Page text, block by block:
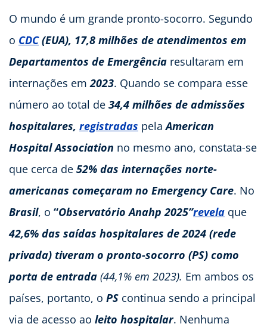
O mundo é um grande pronto-socorro. Segundo
o CDC(EUA), 17,8 milhões de atendimentos em
Departamentos de Emergência resultaram em
internações em2023. Quando se compara esse
número ao total de 34,4 milhões de admissões
hospitalares, registradas pelaAmerican
Hospital Association no mesmo ano, constata-se
que cerca de 52% das internações norte-
americanas começaram no Emergency Care. No
Brasil, o “Observatório Anahp 2025”revela que
42,6% das saídas hospitalares de 2024 (rede
privada) tiveram o pronto-socorro (PS) como
porta de entrada (44,1% em 2023). Em ambos os
países, portanto, o PS continua sendo a principal
via de acesso ao leito hospitalar. Nenhuma